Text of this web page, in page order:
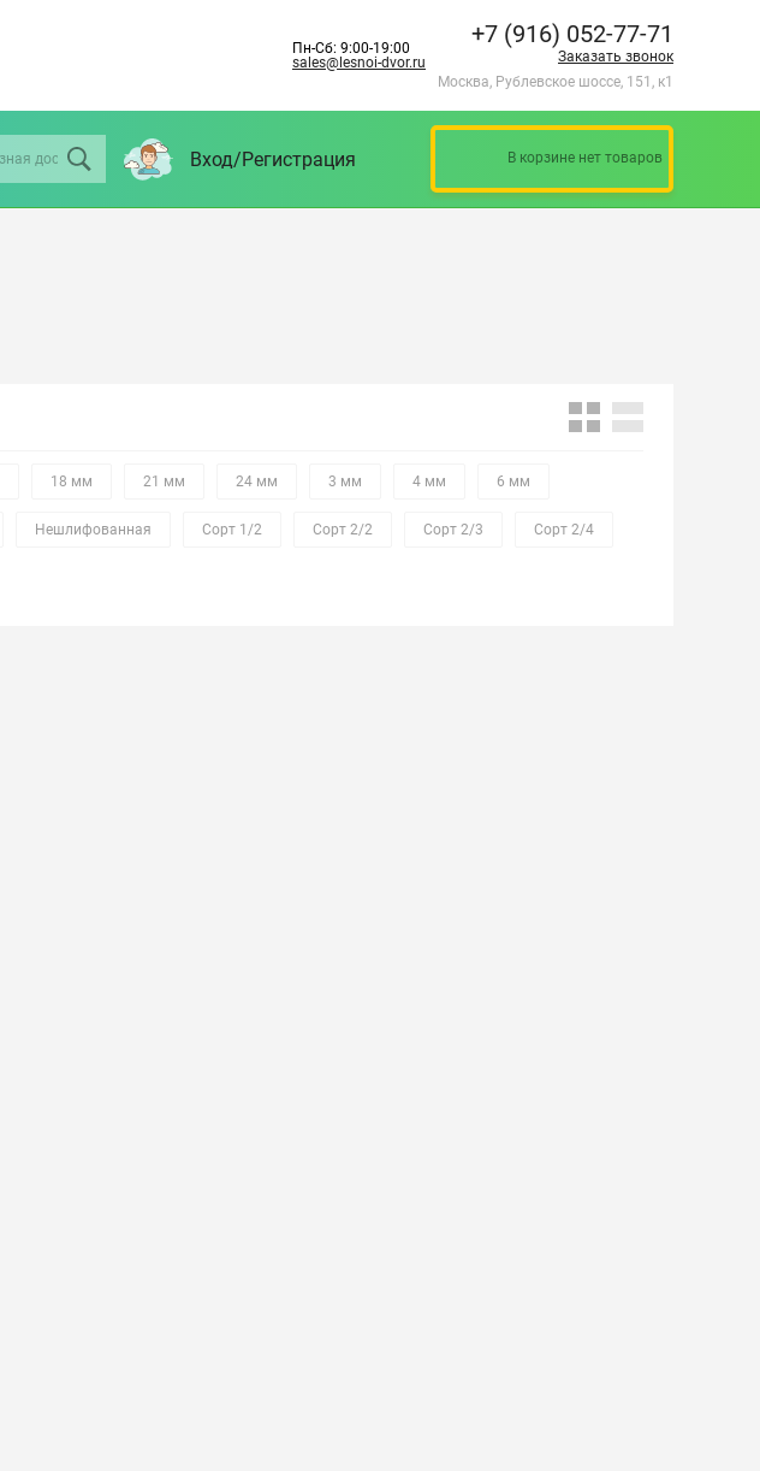
Пн-Сб: 9:00-19:00
sales@lesnoi-dvor.ru
+7 (916) 052-77-71
Заказать звонок
Москва, Рублевское шоссе, 151, к1
Вход/Регистрация В корзине нет товаров
18 мм 21 мм 24 мм 3 мм 4 мм 6 мм
Нешлифованная Сорт 1/2 Сорт 2/2 Сорт 2/3 Сорт 2/4